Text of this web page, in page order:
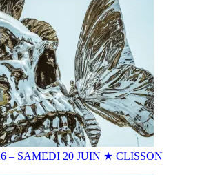
– SAMEDI 20 JUIN ★ CLISSON